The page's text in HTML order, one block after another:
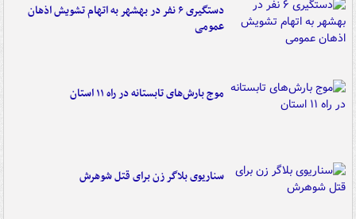
دستگیری ۶ نفر در بهشهر به اتهام تشویش اذهان
عمومی
موج بارش‌های تابستانه در راه ۱۱ استان
سناریوی بلاگر زن برای قتل شوهرش